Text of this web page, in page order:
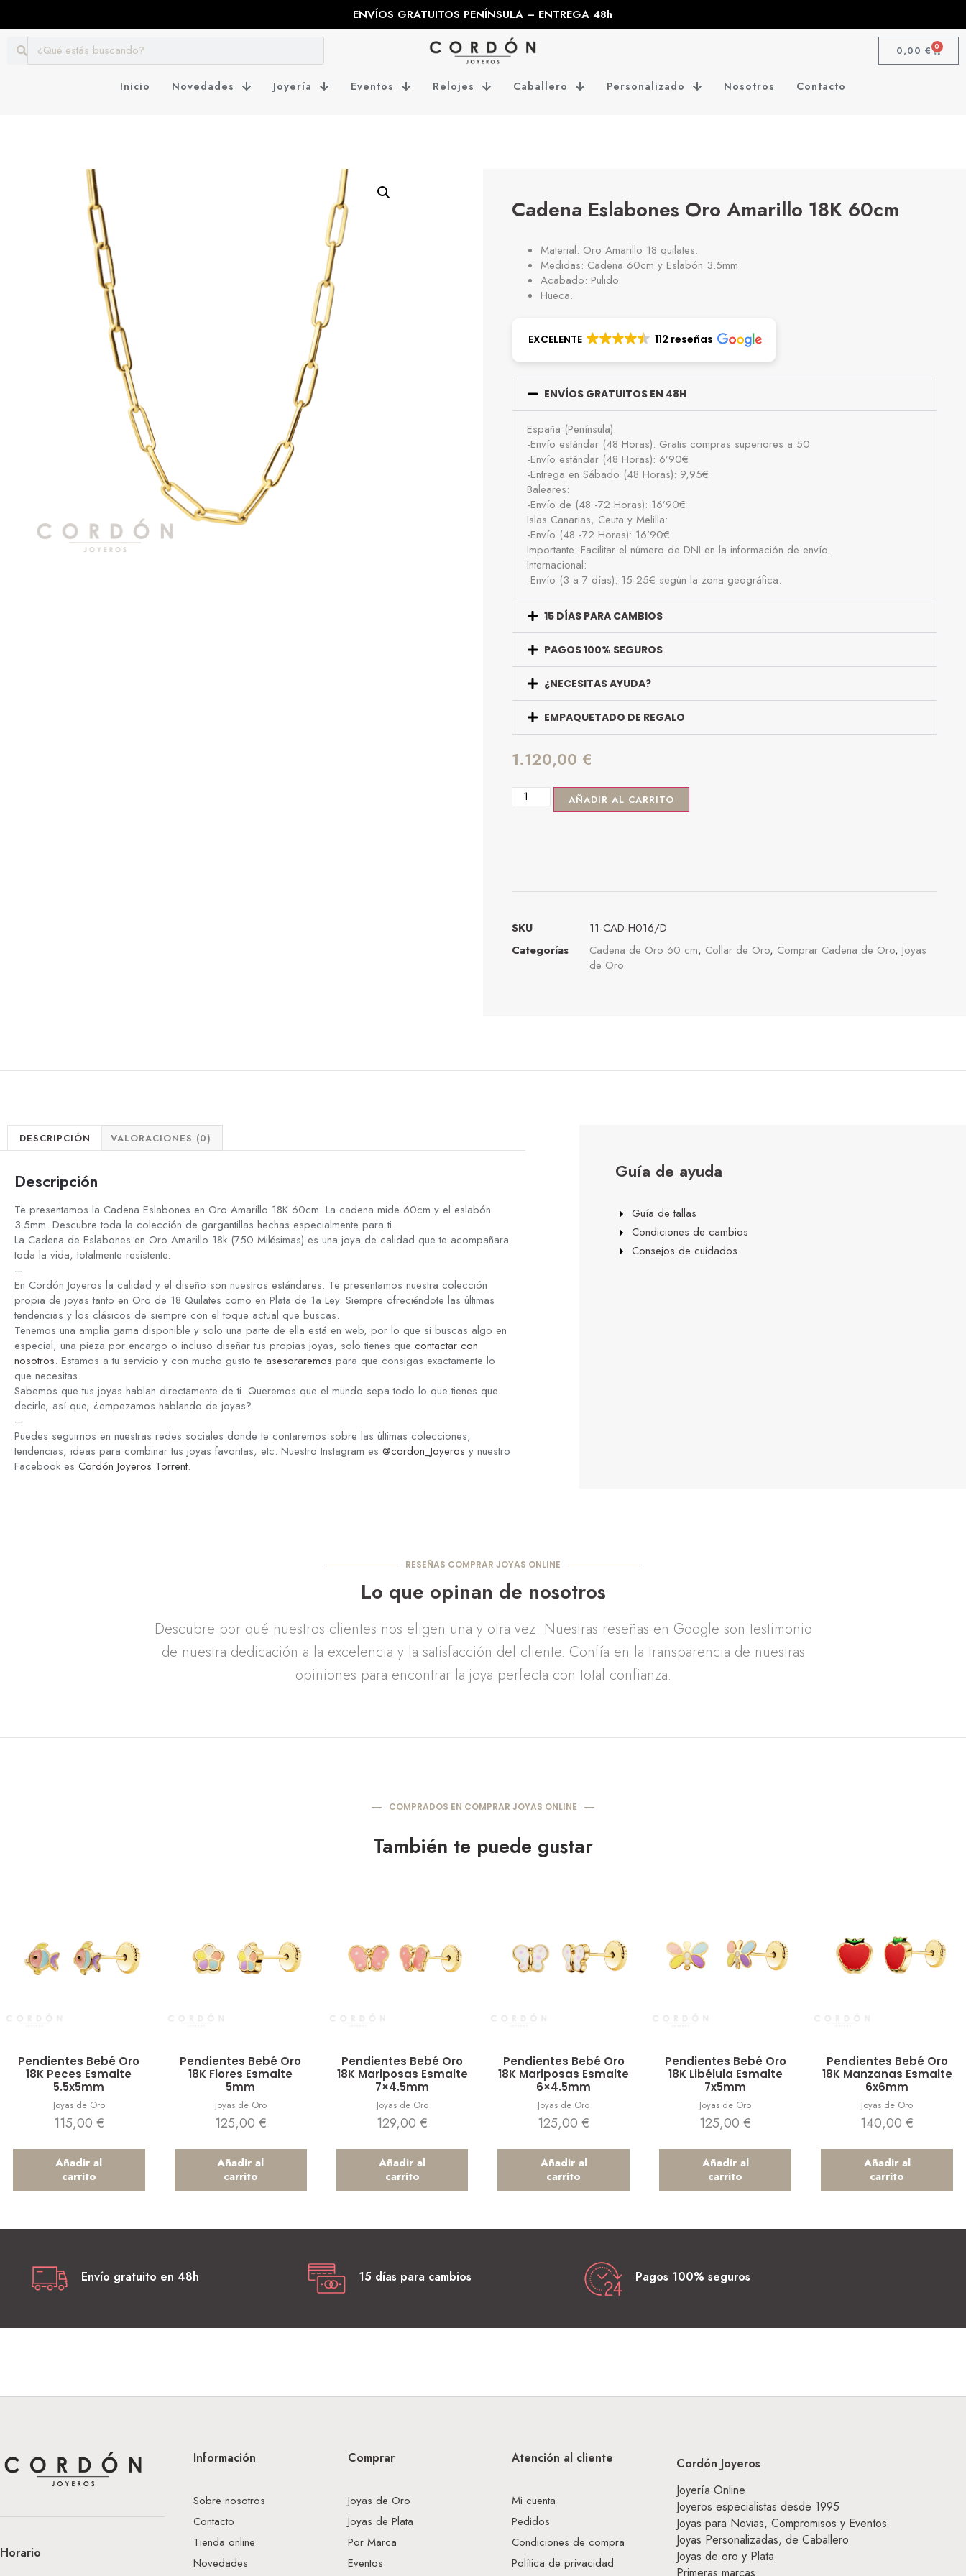
ENVÍOS GRATUITOS PENÍNSULA – ENTREGA 48h
0,00 € 0
Inicio Novedades Joyería Eventos Relojes Caballero Personalizado Nosotros Contacto
Cadena Eslabones Oro Amarillo 18K 60cm
Material: Oro Amarillo 18 quilates.
Medidas: Cadena 60cm y Eslabón 3.5mm.
Acabado: Pulido.
Hueca.
EXCELENTE 112 reseñas
ENVÍOS GRATUITOS EN 48H
España (Península):
-Envío estándar (48 Horas): Gratis compras superiores a 50
-Envío estándar (48 Horas): 6’90€
-Entrega en Sábado (48 Horas): 9,95€
Baleares:
-Envío de (48 -72 Horas): 16’90€
Islas Canarias, Ceuta y Melilla:
-Envío (48 -72 Horas): 16’90€
Importante: Facilitar el número de DNI en la información de envío.
Internacional:
-Envío (3 a 7 días): 15-25€ según la zona geográfica.
15 DÍAS PARA CAMBIOS
PAGOS 100% SEGUROS
¿NECESITAS AYUDA?
EMPAQUETADO DE REGALO
1.120,00 €
AÑADIR AL CARRITO
SKU
11-CAD-H016/D
Categorías
Cadena de Oro 60 cm, Collar de Oro, Comprar Cadena de Oro, Joyas
de Oro
DESCRIPCIÓN VALORACIONES (0)
Descripción
Te presentamos la Cadena Eslabones en Oro Amarillo 18K 60cm. La cadena mide 60cm y el eslabón
3.5mm. Descubre toda la colección de gargantillas hechas especialmente para ti.
La Cadena de Eslabones en Oro Amarillo 18k (750 Milésimas) es una joya de calidad que te acompañara
toda la vida, totalmente resistente.
–
En Cordón Joyeros la calidad y el diseño son nuestros estándares. Te presentamos nuestra colección
propia de joyas tanto en Oro de 18 Quilates como en Plata de 1a Ley. Siempre ofreciéndote las últimas
tendencias y los clásicos de siempre con el toque actual que buscas.
Tenemos una amplia gama disponible y solo una parte de ella está en web, por lo que si buscas algo en
especial, una pieza por encargo o incluso diseñar tus propias joyas, solo tienes que contactar con
nosotros. Estamos a tu servicio y con mucho gusto te asesoraremos para que consigas exactamente lo
que necesitas.
Sabemos que tus joyas hablan directamente de ti. Queremos que el mundo sepa todo lo que tienes que
decirle, así que, ¿empezamos hablando de joyas?
–
Puedes seguirnos en nuestras redes sociales donde te contaremos sobre las últimas colecciones,
tendencias, ideas para combinar tus joyas favoritas, etc. Nuestro Instagram es @cordon_Joyeros y nuestro
Facebook es Cordón Joyeros Torrent.
Guía de ayuda
Guía de tallas
Condiciones de cambios
Consejos de cuidados
RESEÑAS COMPRAR JOYAS ONLINE
Lo que opinan de nosotros
Descubre por qué nuestros clientes nos eligen una y otra vez. Nuestras reseñas en Google son testimonio
de nuestra dedicación a la excelencia y la satisfacción del cliente. Confía en la transparencia de nuestras
opiniones para encontrar la joya perfecta con total confianza.
COMPRADOS EN COMPRAR JOYAS ONLINE
También te puede gustar
Pendientes Bebé Oro
18K Peces Esmalte
5.5x5mm
Joyas de Oro
115,00 €
Añadir al
carrito
Pendientes Bebé Oro
18K Flores Esmalte
5mm
Joyas de Oro
125,00 €
Añadir al
carrito
Pendientes Bebé Oro
18K Mariposas Esmalte
7×4.5mm
Joyas de Oro
129,00€
Añadir al
carrito
Pendientes Bebé Oro
18K Mariposas Esmalte
6×4.5mm
Joyas de Oro
125,00€
Añadir al
carrito
Pendientes Bebé Oro
18K Libélula Esmalte
7x5mm
Joyas de Oro
125,00€
Añadir al
carrito
Pendientes Bebé Oro
18K Manzanas Esmalte
6x6mm
Joyas de Oro
140,00€
Añadir al
carrito
Envío gratuito en 48h 15 días para cambios Pagos 100% seguros
Horario
Información
Sobre nosotros
Contacto
Tienda online
Novedades
Comprar
Joyas de Oro
Joyas de Plata
Por Marca
Eventos
Atención al cliente
Mi cuenta
Pedidos
Condiciones de compra
Política de privacidad
Cordón Joyeros
Joyería Online
Joyeros especialistas desde 1995
Joyas para Novias, Compromisos y Eventos
Joyas Personalizadas, de Caballero
Joyas de oro y Plata